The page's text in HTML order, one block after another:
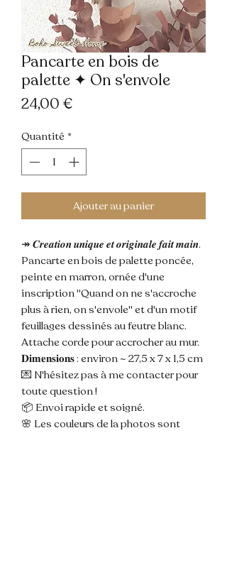
Pancarte en bois de
palette ✦ On s'envole
24,00 €
Quantité *
Ajouter au panier
↠ 𝑪𝒓𝒆𝒂𝒕𝒊𝒐𝒏 𝒖𝒏𝒊𝒒𝒖𝒆 𝒆𝒕 𝒐𝒓𝒊𝒈𝒊𝒏𝒂𝒍𝒆 𝒇𝒂𝒊𝒕 𝒎𝒂𝒊𝒏.
Pancarte en bois de palette poncée,
peinte en marron, ornée d'une
inscription "Quand on ne s'accroche
plus à rien, on s'envole" et d'un motif
feuillages dessinés au feutre blanc.
Attache corde pour accrocher au mur.
𝐃𝐢𝐦𝐞𝐧𝐬𝐢𝐨𝐧𝐬 : environ ~ 27,5 x 7 x 1,5 cm
💌 N'hésitez pas à me contacter pour
toute question !
📦 Envoi rapide et soigné.
🌸 Les couleurs de la photos sont